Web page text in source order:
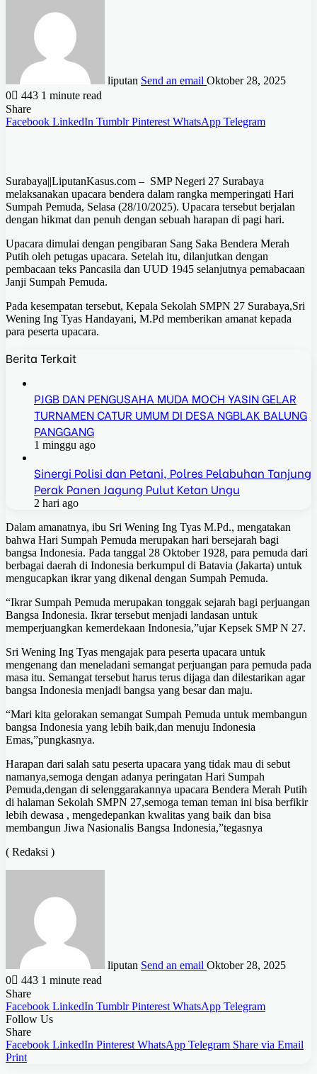
liputan Send an email Oktober 28, 2025
0
443 1 minute read
Share
Facebook LinkedIn Tumblr Pinterest WhatsApp Telegram
Surabaya||LiputanKasus.com – SMP Negeri 27 Surabaya
melaksanakan upacara bendera dalam rangka memperingati Hari
Sumpah Pemuda, Selasa (28/10/2025). Upacara tersebut berjalan
dengan hikmat dan penuh dengan sebuah harapan di pagi hari.
Upacara dimulai dengan pengibaran Sang Saka Bendera Merah
Putih oleh petugas upacara. Setelah itu, dilanjutkan dengan
pembacaan teks Pancasila dan UUD 1945 selanjutnya pemabacaan
Janji Sumpah Pemuda.
Pada kesempatan tersebut, Kepala Sekolah SMPN 27 Surabaya,Sri
Wening Ing Tyas Handayani, M.Pd memberikan amanat kepada
para peserta upacara.
Berita Terkait
PJGB DAN PENGUSAHA MUDA MOCH YASIN GELAR
TURNAMEN CATUR UMUM DI DESA NGBLAK BALUNG
PANGGANG
1 minggu ago
Sinergi Polisi dan Petani, Polres Pelabuhan Tanjung
Perak Panen Jagung Pulut Ketan Ungu
2 hari ago
Dalam amanatnya, ibu Sri Wening Ing Tyas M.Pd., mengatakan
bahwa Hari Sumpah Pemuda merupakan hari bersejarah bagi
bangsa Indonesia. Pada tanggal 28 Oktober 1928, para pemuda dari
berbagai daerah di Indonesia berkumpul di Batavia (Jakarta) untuk
mengucapkan ikrar yang dikenal dengan Sumpah Pemuda.
“Ikrar Sumpah Pemuda merupakan tonggak sejarah bagi perjuangan
Bangsa Indonesia. Ikrar tersebut menjadi landasan untuk
memperjuangkan kemerdekaan Indonesia,”ujar Kepsek SMP N 27.
Sri Wening Ing Tyas mengajak para peserta upacara untuk
mengenang dan meneladani semangat perjuangan para pemuda pada
masa itu. Semangat tersebut harus terus dijaga dan dilestarikan agar
bangsa Indonesia menjadi bangsa yang besar dan maju.
“Mari kita gelorakan semangat Sumpah Pemuda untuk membangun
bangsa Indonesia yang lebih baik,dan menuju Indonesia
Emas,”pungkasnya.
Harapan dari salah satu peserta upacara yang tidak mau di sebut
namanya,semoga dengan adanya peringatan Hari Sumpah
Pemuda,dengan di selenggarakannya upacara Bendera Merah Putih
di halaman Sekolah SMPN 27,semoga teman teman ini bisa berfikir
lebih dewasa , mengedepankan kwalitas yang baik dan bisa
membangun Jiwa Nasionalis Bangsa Indonesia,”tegasnya
( Redaksi )
liputan Send an email Oktober 28, 2025
0
443 1 minute read
Share
Facebook LinkedIn Tumblr Pinterest WhatsApp Telegram
Follow Us
Share
Facebook LinkedIn Pinterest WhatsApp Telegram Share via Email
Print